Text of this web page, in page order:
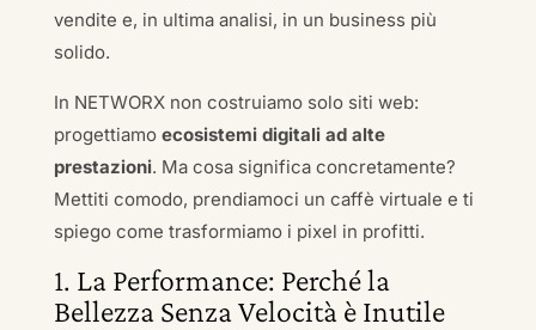
vendite e, in ultima analisi, in un business più
solido.
In NETWORX non costruiamo solo siti web:
progettiamo ecosistemi digitali ad alte
prestazioni. Ma cosa significa concretamente?
Mettiti comodo, prendiamoci un caffè virtuale e ti
spiego come trasformiamo i pixel in profitti.
1. La Performance: Perché la
Bellezza Senza Velocità è Inutile